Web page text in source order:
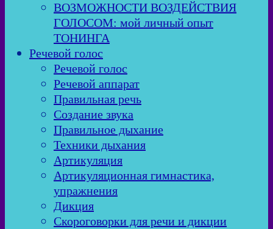
ВОЗМОЖНОСТИ ВОЗДЕЙСТВИЯ
ГОЛОСОМ: мой личный опыт
ТОНИНГА
Речевой голос
Речевой голос
Речевой аппарат
Правильная речь
Создание звука
Правильное дыхание
Техники дыхания
Артикуляция
Артикуляционная гимнастика,
упражнения
Дикция
Скороговорки для речи и дикции